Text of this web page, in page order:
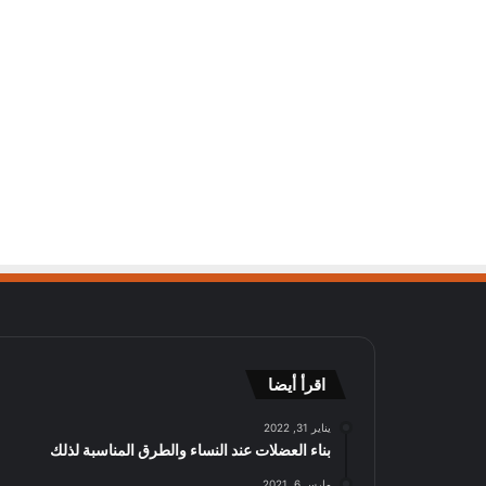
اقرأ أيضا
يناير 31, 2022
بناء العضلات عند النساء والطرق المناسبة لذلك